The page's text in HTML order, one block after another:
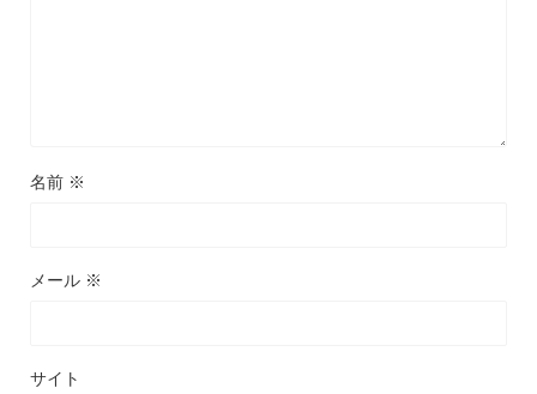
名前 ※
メール ※
サイト